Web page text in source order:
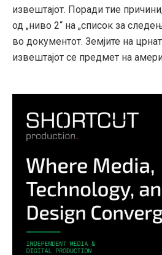
извештајот. Поради тие
од „ниво 2“ на „список за
во документот. Земјите на
извештајот се предмет на